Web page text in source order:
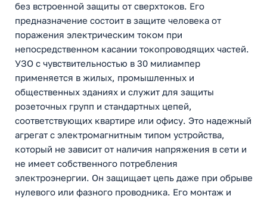
без встроенной защиты от сверхтоков. Его
предназначение состоит в защите человека от
поражения электрическим током при
непосредственном касании токопроводящих частей.
УЗО с чувствительностью в 30 милиампер
применяется в жилых, промышленных и
общественных зданиях и служит для защиты
розеточных групп и стандартных цепей,
соответствующих квартире или офису. Это надежный
агрегат с электромагнитным типом устройства,
который не зависит от наличия напряжения в сети и
не имеет собственного потребления
электроэнергии. Он защищает цепь даже при обрыве
нулевого или фазного проводника. Его монтаж и